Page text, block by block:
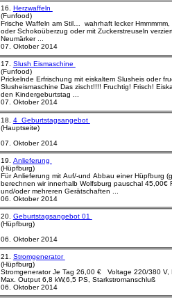
16. Herzwaffeln
(Funfood)
Frische Waffeln am Stil… wahrhaft lecker Hmmmmm, wie das duftet! Egal ob mit Puderzucker
oder Schokoüberzug oder mit Zuckerstreuseln
Neumärker ...
07. Oktober 2014
17. Slush Eismaschine
(Funfood)
Prickelnde Erfrischung mit eiskaltem Slusheis oder
Slusheismaschine Das zischt!!!! Fruchtig! Frisch! Eiskalt! Machen Sie Ihre Sommerparty oder
den Kindergeburtstag ...
07. Oktober 2014
18. 4_Geburtstagsangebot
(Hauptseite)
07. Oktober 2014
19. Anlieferung
(Hüpfburg)
Für Anlieferung mit Auf/-und Abbau einer Hüpfburg
berechnen wir innerhalb Wolfsburg pauschal 45,00€
und/oder mehreren Gerätschaften ...
06. Oktober 2014
20. Geburtstagsangebot 01
(Hüpfburg)
06. Oktober 2014
21. Stromgenerator
(Hüpfburg)
Stromgenerator Je Tag 26,00 € Voltage 220/380 V, Frequenze 50 Hz, Rated Output 6,5 kW
06. Oktober 2014